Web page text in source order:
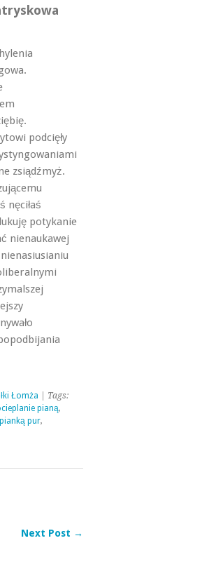
podcięły
zsiądźmyż.
nęciłaś
potykanie
nienaukawej
Łomża | Tags:
pianą,
pur,
Next Post →